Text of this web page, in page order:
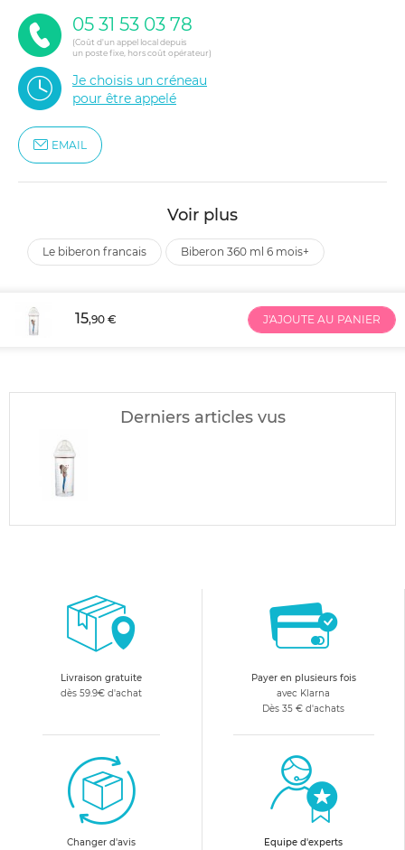
05 31 53 03 78
(Coût d'un appel local depuis
un poste fixe, hors coût opérateur)
Je choisis un créneau
pour être appelé
EMAIL
Voir plus
le biberon francais biberon 360 ml 6 mois+
15,90 € J'AJOUTE AU PANIER
Derniers articles vus
Livraison gratuite
dès 59.9€ d'achat
Payer en plusieurs fois
avec Klarna
Dès 35 € d'achats
Changer d'avis
Equipe d'experts